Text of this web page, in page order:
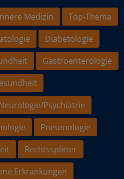
Medizin
Top-Thema
Diabetologie
Gastroenterologie
Psychiatrie
Pneumologie
Rechtssplitter
Erkrankungen